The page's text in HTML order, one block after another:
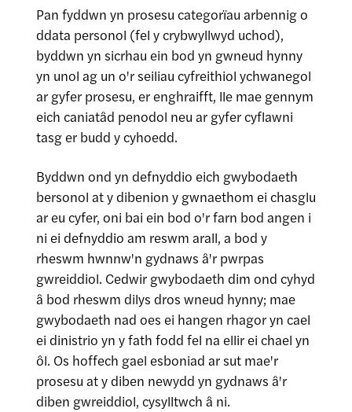
Pan fyddwn yn prosesu categorïau arbennig o
ddata personol (fel y crybwyllwyd uchod),
byddwn yn sicrhau ein bod yn gwneud hynny
yn unol ag un o'r seiliau cyfreithiol ychwanegol
ar gyfer prosesu, er enghraifft, lle mae gennym
eich caniatâd penodol neu ar gyfer cyflawni
tasg er budd y cyhoedd.
Byddwn ond yn defnyddio eich gwybodaeth
bersonol at y dibenion y gwnaethom ei chasglu
ar eu cyfer, oni bai ein bod o'r farn bod angen i
ni ei defnyddio am reswm arall, a bod y
rheswm hwnnw'n gydnaws â'r pwrpas
gwreiddiol. Cedwir gwybodaeth dim ond cyhyd
â bod rheswm dilys dros wneud hynny; mae
gwybodaeth nad oes ei hangen rhagor yn cael
ei dinistrio yn y fath fodd fel na ellir ei chael yn
ôl. Os hoffech gael esboniad ar sut mae'r
prosesu at y diben newydd yn gydnaws â'r
diben gwreiddiol, cysylltwch â ni.